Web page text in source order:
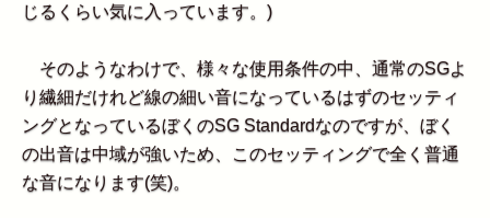
じるくらい気に入っています。)
そのようなわけで、様々な使用条件の中、通常のSGよ
り繊細だけれど線の細い音になっているはずのセッティ
ングとなっているぼくのSG Standardなのですが、ぼく
の出音は中域が強いため、このセッティングで全く普通
な音になります(笑)。